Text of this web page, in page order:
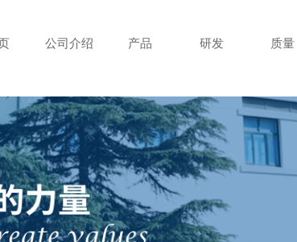
公司介绍 产品 研发 质量